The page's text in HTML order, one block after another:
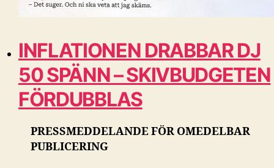
INFLATIONEN DRABBAR DJ
50 SPÄNN – SKIVBUDGETEN
FÖRDUBBLAS
PRESSMEDDELANDE FÖR OMEDELBAR
PUBLICERING